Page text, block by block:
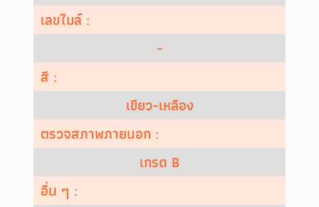
เลขไมล์ :
-
สี :
เขียว-เหลือง
ตรวจสภาพภายนอก :
เกรด B
อื่น ๆ :